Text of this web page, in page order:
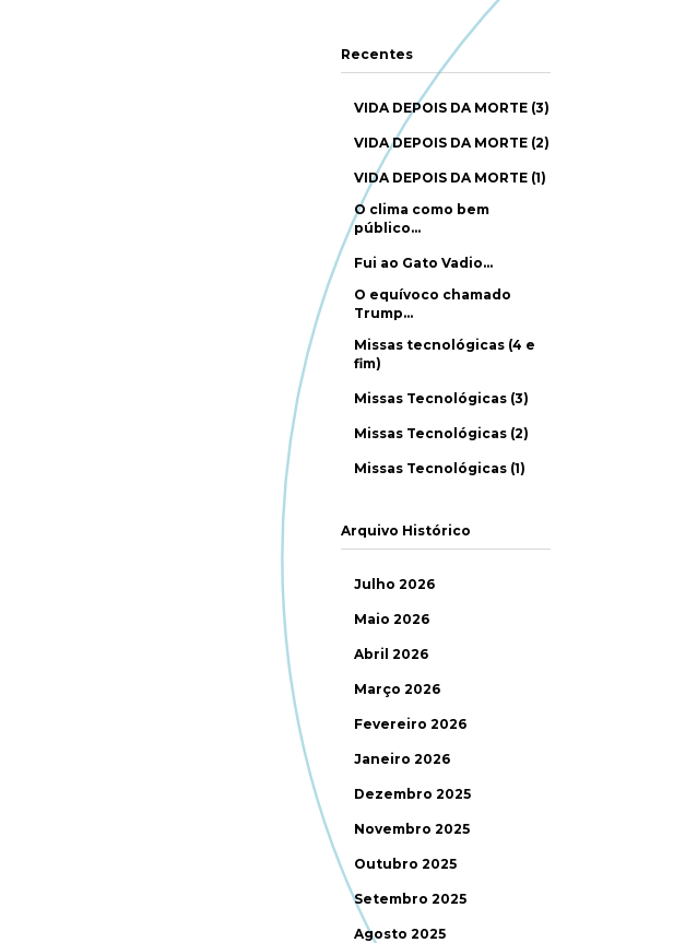
Recentes
VIDA DEPOIS DA MORTE (3)
VIDA DEPOIS DA MORTE (2)
VIDA DEPOIS DA MORTE (1)
O clima como bem
público…
Fui ao Gato Vadio…
O equívoco chamado
Trump…
Missas tecnológicas (4 e
fim)
Missas Tecnológicas (3)
Missas Tecnológicas (2)
Missas Tecnológicas (1)
Arquivo Histórico
Julho 2026
Maio 2026
Abril 2026
Março 2026
Fevereiro 2026
Janeiro 2026
Dezembro 2025
Novembro 2025
Outubro 2025
Setembro 2025
Agosto 2025